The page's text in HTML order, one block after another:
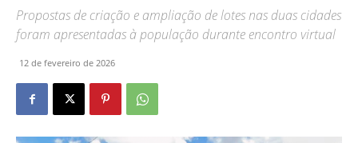
Propostas de criação e ampliação de lotes nas duas cidades
foram apresentadas à população durante encontro virtual
12 de fevereiro de 2026